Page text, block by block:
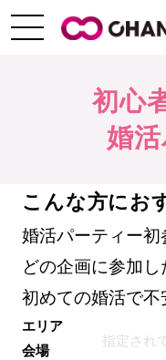
初心
婚
こんな方にお
婚活パーティー初
どの企画に参加
初めての婚活で不
エリア
会場
指定され